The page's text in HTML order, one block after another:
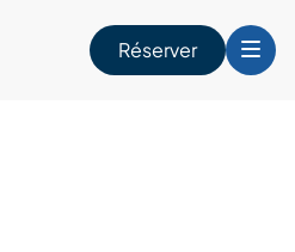
Réserver